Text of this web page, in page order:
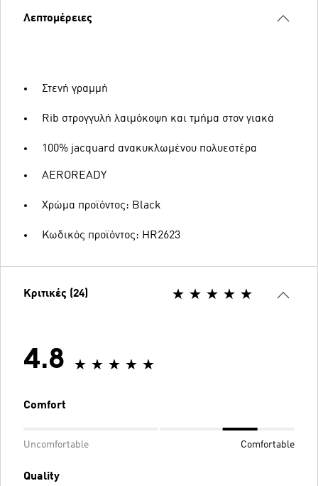
Λεπτομέρειες
Στενή γραμμή
Rib στρογγυλή λαιμόκοψη και τμήμα στον γιακά
100% jacquard ανακυκλωμένου πολυεστέρα
AEROREADY
Χρώμα προϊόντος: Black
Κωδικός προϊόντος: HR2623
Κριτικές (24)
4.8
Comfort
Uncomfortable Comfortable
Quality